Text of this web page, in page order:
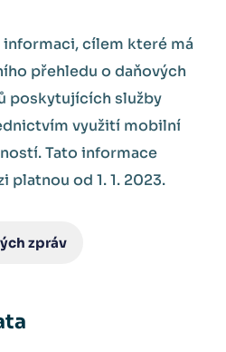
informaci, cílem které má
přehledu o daňových
poskytujících služby
využití mobilní
Tato informace
platnou od 1. 1. 2023.
zpráv